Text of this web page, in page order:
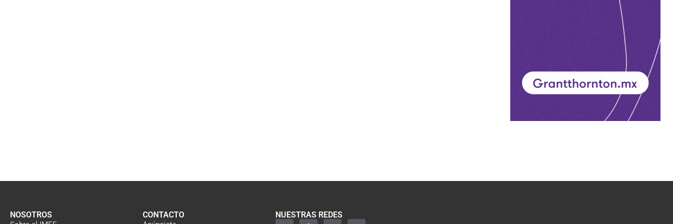
NOSOTROS CONTACTO NUESTRAS REDES